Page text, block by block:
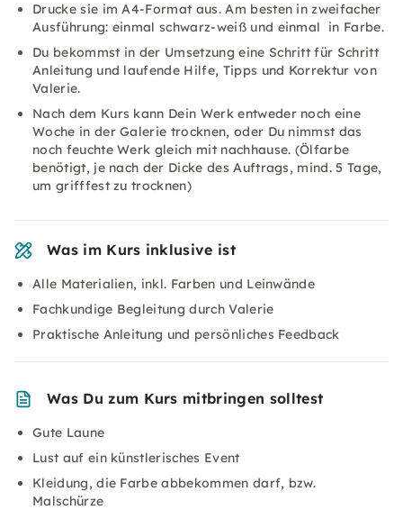
Drucke sie im A4-Format aus. Am besten in zweifacher
Ausführung: einmal schwarz-weiß und einmal in Farbe.
Du bekommst in der Umsetzung eine Schritt für Schritt
Anleitung und laufende Hilfe, Tipps und Korrektur von
Valerie.
Nach dem Kurs kann Dein Werk entweder noch eine
Woche in der Galerie trocknen, oder Du nimmst das
noch feuchte Werk gleich mit nachhause. (Ölfarbe
benötigt, je nach der Dicke des Auftrags, mind. 5 Tage,
um grifffest zu trocknen)
Was im Kurs inklusive ist
Alle Materialien, inkl. Farben und Leinwände
Fachkundige Begleitung durch Valerie
Praktische Anleitung und persönliches Feedback
Was Du zum Kurs mitbringen solltest
Gute Laune
Lust auf ein künstlerisches Event
Kleidung, die Farbe abbekommen darf, bzw.
Malschürze